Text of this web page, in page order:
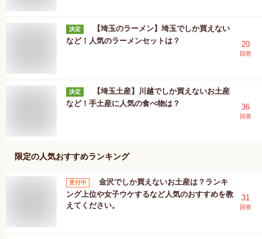
決定
【埼玉のラーメン】埼玉でしか買えない
など！人気のラーメンセットは？
20
回答
決定
【埼玉土産】川越でしか買えないお土産
など！手土産に人気の食べ物は？
36
回答
限定の人気おすすめランキング
受付中
金沢でしか買えないお土産は？ランキ
ング上位や女子ウケするなど人気のおすすめを教
えてください。
31
回答